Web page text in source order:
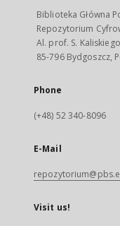
Biblioteka Główna
Repozytorium
Al. prof. S.
85-796 Bydgoszcz,
Phone
(+48) 52 340-8096
E-Mail
Visit us!